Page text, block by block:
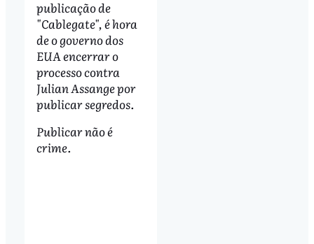
publicação de
"Cablegate", é hora
de o governo dos
EUA encerrar o
processo contra
Julian Assange por
publicar segredos.
Publicar não é
crime.